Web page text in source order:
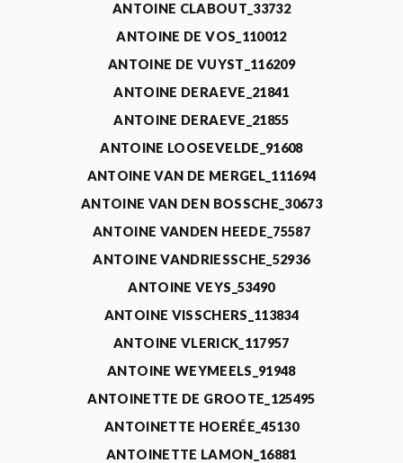
ANTOINE CLABOUT_33732
ANTOINE DE VOS_110012
ANTOINE DE VUYST_116209
ANTOINE DERAEVE_21841
ANTOINE DERAEVE_21855
ANTOINE LOOSEVELDE_91608
ANTOINE VAN DE MERGEL_111694
ANTOINE VAN DEN BOSSCHE_30673
ANTOINE VANDEN HEEDE_75587
ANTOINE VANDRIESSCHE_52936
ANTOINE VEYS_53490
ANTOINE VISSCHERS_113834
ANTOINE VLERICK_117957
ANTOINE WEYMEELS_91948
ANTOINETTE DE GROOTE_125495
ANTOINETTE HOERÉE_45130
ANTOINETTE LAMON_16881